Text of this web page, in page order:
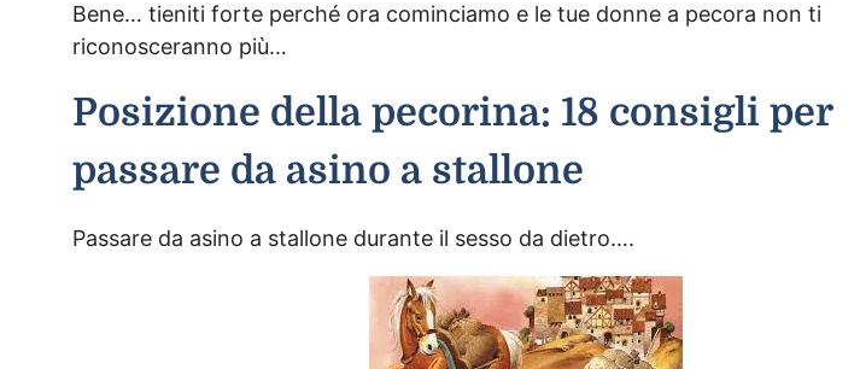
Bene… tieniti forte perché ora cominciamo e le tue donne a pecora non ti
riconosceranno più…
Posizione della pecorina: 18 consigli per
passare da asino a stallone
Passare da asino a stallone durante il sesso da dietro….